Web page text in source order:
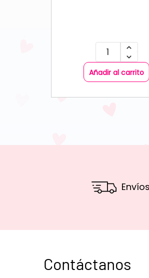
Añadir al carrito
Contáctanos